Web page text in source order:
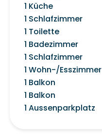
1 Küche
1 Schlafzimmer
1 Toilette
1 Badezimmer
1 Schlafzimmer
1 Wohn-/Esszimmer
1 Balkon
1 Balkon
1 Aussenparkplatz